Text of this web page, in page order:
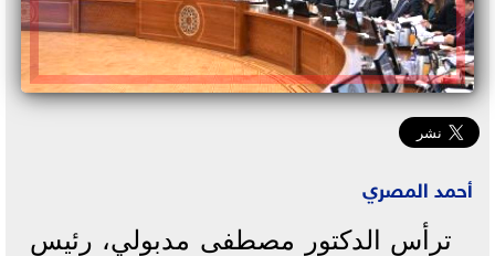
أحمد المصري
ترأس الدكتور مصطفى مدبولي، رئيس